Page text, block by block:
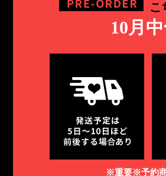
こ
10月
※重要※予約商